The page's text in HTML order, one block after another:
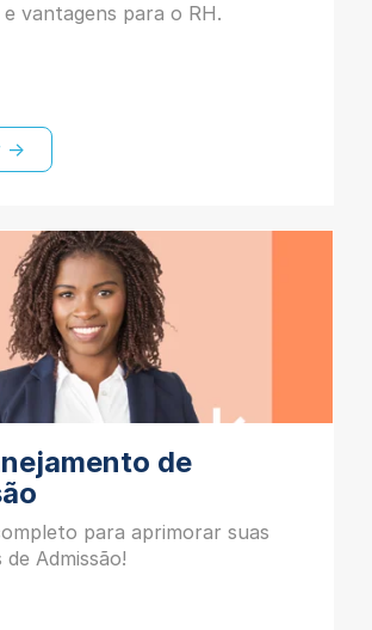
vantagens para o RH.
→
de
para aprimorar suas
Admissão!